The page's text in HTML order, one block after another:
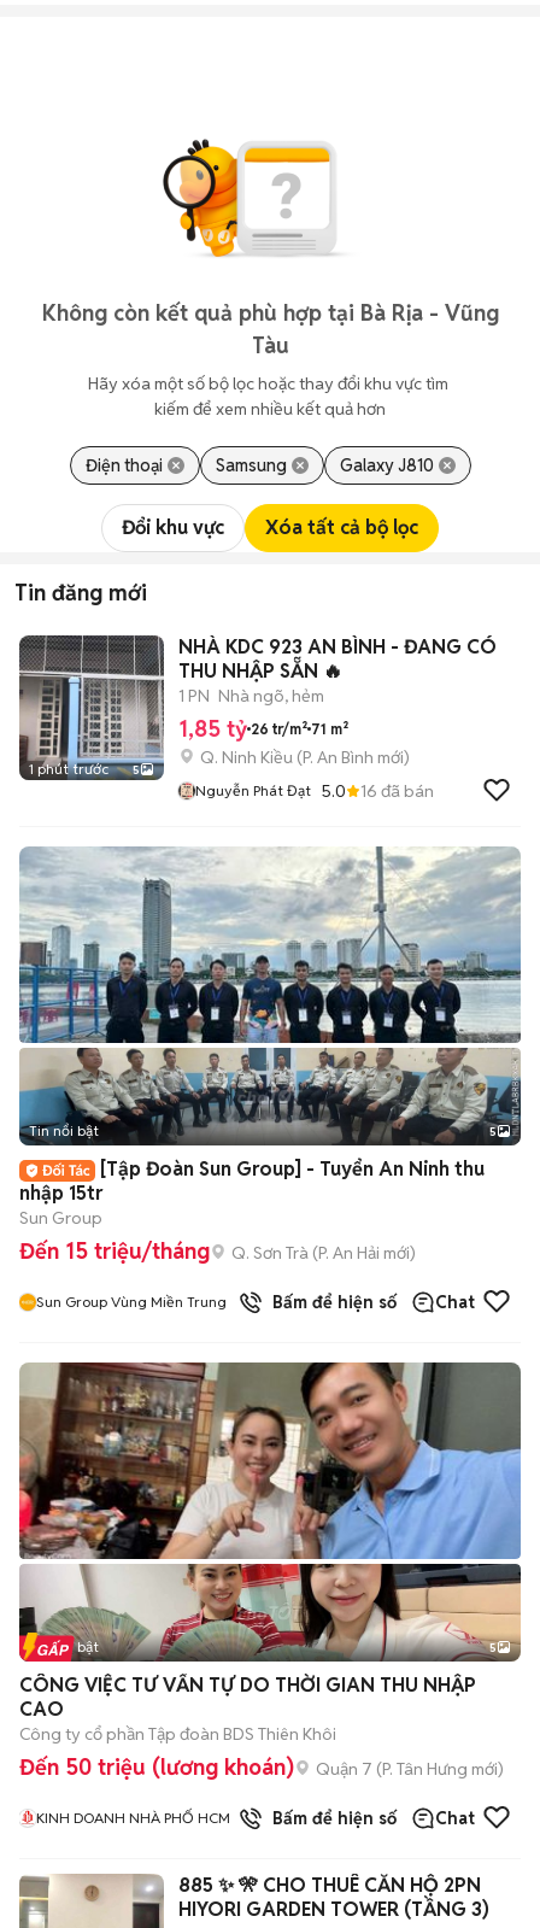
Không còn kết quả phù hợp tại Bà Rịa - Vũng
Tàu
Hãy xóa một số bộ lọc hoặc thay đổi khu vực tìm
kiếm để xem nhiều kết quả hơn
Điện thoại Samsung Galaxy J810
Đổi khu vực Xóa tất cả bộ lọc
Tin đăng mới
1 phút trước 5
NHÀ KDC 923 AN BÌNH - ĐANG CÓ
THU NHẬP SẴN 🔥
1 PN Nhà ngõ, hẻm
1,85 tỷ 26 tr/m² 71 m²
Q. Ninh Kiều (P. An Bình mới)
Nguyễn Phát Đạt 5.0 16 đã bán
Tin nổi bật 5
[Tập Đoàn Sun Group] - Tuyển An Ninh thu
nhập 15tr
Sun Group
Đến 15 triệu/tháng Q. Sơn Trà (P. An Hải mới)
Sun Group Vùng Miền Trung Bấm để hiện số Chat
Tin nổi bật 5
CÔNG VIỆC TƯ VẤN TỰ DO THỜI GIAN THU NHẬP
CAO
Công ty cổ phần Tập đoàn BDS Thiên Khôi
Đến 50 triệu (lương khoán) Quận 7 (P. Tân Hưng mới)
KINH DOANH NHÀ PHỐ HCM 1đã bánBấm để hiện số Chat
885 ✨ 🎌 CHO THUÊ CĂN HỘ 2PN
HIYORI GARDEN TOWER (TẦNG 3)